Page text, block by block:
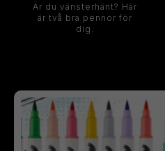
Är du vänsterhänt? Här
är två bra pennor för
dig.